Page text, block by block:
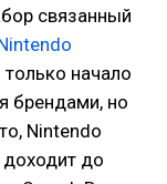
связанный
только начало
брендами, но
Nintendo
до